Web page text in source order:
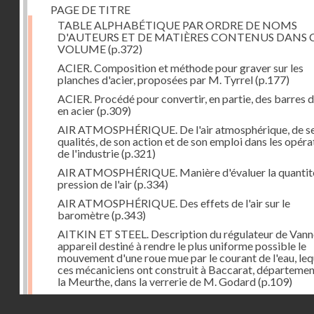
PAGE DE TITRE
TABLE ALPHABÉTIQUE PAR ORDRE DE NOMS
D'AUTEURS ET DE MATIÈRES CONTENUS DANS
VOLUME(p.372)
ACIER. Composition et méthode pour graver sur les
planches d'acier, proposées par M. Tyrrel(p.177)
ACIER. Procédé pour convertir, en partie, des barres
en acier(p.309)
AIR ATMOSPHÉRIQUE. De l'air atmosphérique, de
qualités, de son action et de son emploi dans les
de l'industrie(p.321)
AIR ATMOSPHÉRIQUE. Manière d'évaluer la
pression de l'air(p.334)
AIR ATMOSPHÉRIQUE. Des effets de l'air sur le
baromètre(p.343)
AITKIN ET STEEL. Description du régulateur de
appareil destiné à rendre le plus uniforme possible le
mouvement d'une roue mue par le courant de l'eau,
ces mécaniciens ont construit à Baccarat,
la Meurthe, dans la verrerie de M. Godard(p.109)